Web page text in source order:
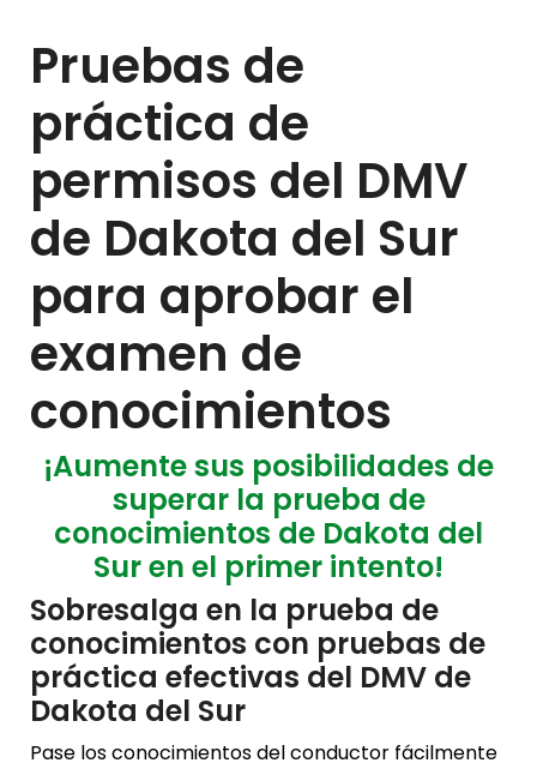
Pruebas de
práctica de
permisos del DMV
de Dakota del Sur
para aprobar el
examen de
conocimientos
¡Aumente sus posibilidades de
superar la prueba de
conocimientos de Dakota del
Sur en el primer intento!
Sobresalga en la prueba de
conocimientos con pruebas de
práctica efectivas del DMV de
Dakota del Sur
Pase los conocimientos del conductor fácilmente